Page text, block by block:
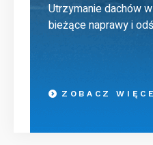
Utrzymanie dachów
bieżące naprawy i
ZOBACZ